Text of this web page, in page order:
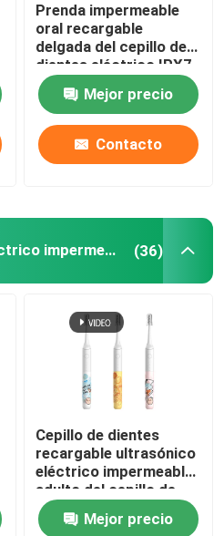
Prenda impermeable
oral recargable
delgada del cepillo de
dientes eléctrico IPX7
del cuidado con 3
modos Mejor precio
Contacto
Cepillo de dientes eléctrico impermeable (36)
Cepillo de dientes
recargable ultrasónico
eléctrico impermeable
adulto del cepillo de
dientes IPX7
Mejor precio